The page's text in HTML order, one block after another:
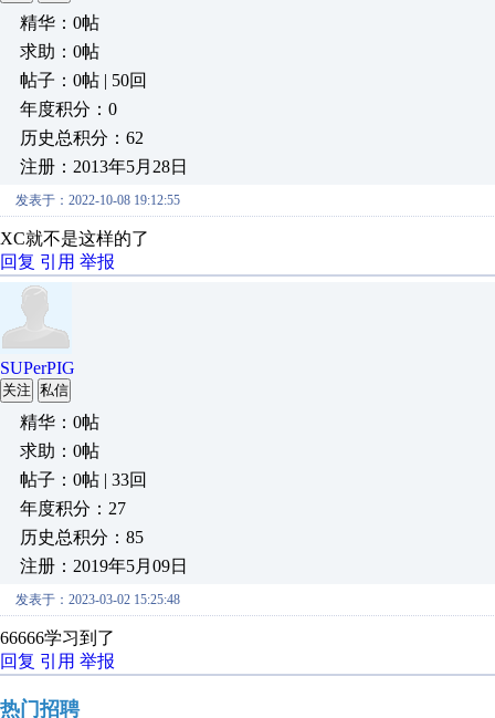
精华：0帖
求助：0帖
帖子：0帖 | 50回
年度积分：0
历史总积分：62
注册：2013年5月28日
发表于：2022-10-08 19:12:55
XC就不是这样的了
回复 引用 举报
SUPerPIG
关注 私信
精华：0帖
求助：0帖
帖子：0帖 | 33回
年度积分：27
历史总积分：85
注册：2019年5月09日
发表于：2023-03-02 15:25:48
66666学习到了
回复 引用 举报
热门招聘